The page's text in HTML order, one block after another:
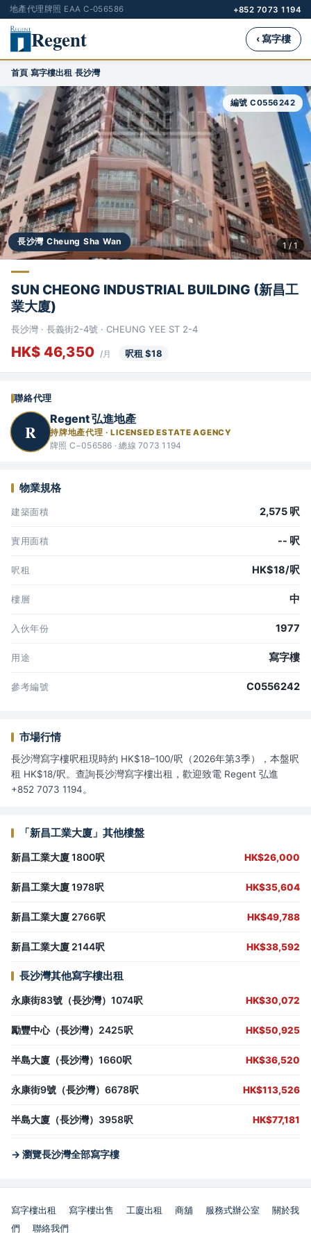
地產代理牌照 EAA C-056586 +852 7073 1194
Regent ‹ 寫字樓
首頁›寫字樓出租›長沙灣
長沙灣 Cheung Sha Wan
編號 C0556242
1 / 1
SUN CHEONG INDUSTRIAL BUILDING (新昌工
業大廈)
長沙灣 · 長義街2-4號 · CHEUNG YEE ST 2-4
HK$ 46,350 /月 呎租 $18
聯絡代理
R
Regent 弘進地產
持牌地產代理 · LICENSED ESTATE AGENCY
牌照 C−056586 · 總線 7073 1194
物業規格
建築面積 2,575 呎
實用面積 -- 呎
呎租 HK$18/呎
樓層 中
入伙年份 1977
用途 寫字樓
參考編號 C0556242
市場行情
長沙灣寫字樓呎租現時約 HK$18–100/呎（2026年第3季），本盤呎
租 HK$18/呎。查詢長沙灣寫字樓出租，歡迎致電 Regent 弘進
+852 7073 1194。
「新昌工業大廈」其他樓盤
新昌工業大廈 1800呎 HK$26,000
新昌工業大廈 1978呎 HK$35,604
新昌工業大廈 2766呎 HK$49,788
新昌工業大廈 2144呎 HK$38,592
長沙灣其他寫字樓出租
永康街83號（長沙灣）1074呎 HK$30,072
勵豐中心（長沙灣）2425呎 HK$50,925
半島大廈（長沙灣）1660呎 HK$36,520
永康街9號（長沙灣）6678呎 HK$113,526
半島大廈（長沙灣）3958呎 HK$77,181
→ 瀏覽長沙灣全部寫字樓
寫字樓出租 寫字樓出售 工廈出租 商舖 服務式辦公室
關於我
們
聯絡我們